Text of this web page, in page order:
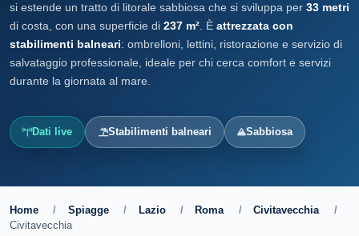
si estende un tratto di litorale sabbiosa che si sviluppa per 33 metri
di costa, con una superficie di 237 m² . È attrezzata con
stabilimenti balneari: ombrelloni, lettini, ristorazione e servizio di
salvataggio professionale, ideale per chi cerca comfort e servizi
durante la giornata al mare.
Dati live Stabilimenti balneari Sabbiosa
Home / Spiagge / Lazio / Roma / Civitavecchia
/
Civitavecchia